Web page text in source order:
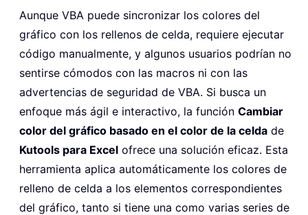
Aunque VBA puede sincronizar los colores del
gráfico con los rellenos de celda, requiere ejecutar
código manualmente, y algunos usuarios podrían no
sentirse cómodos con las macros ni con las
advertencias de seguridad de VBA. Si busca un
enfoque más ágil e interactivo, la función Cambiar
color del gráfico basado en el color de la celda de
Kutools para Excel ofrece una solución eficaz. Esta
herramienta aplica automáticamente los colores de
relleno de celda a los elementos correspondientes
del gráfico, tanto si tiene una como varias series de